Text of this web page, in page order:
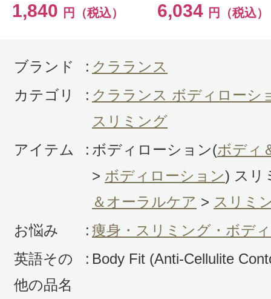
かりとマッサージをした翌朝は気持
投稿日：2024年03月
購入者 様／40代前半
感じた効能：痩身・スリミング・ボ
購入品：ボディ フィット
もう何本目かのリピートです。習
て、マッサージしないと気が済まな
1,840 円（税込） 6,034 円（税込）
ブランド : クラランス
カテゴリ
: クラランス ボディローシ
スリミング
アイテム
: ボディローション(ボディ
> ボディローション) スリ
＆オーラルケア > スリミ
お悩み
: 痩身・スリミング・ボデ
英語その
他の品名
: Body Fit (Anti-Cellulite